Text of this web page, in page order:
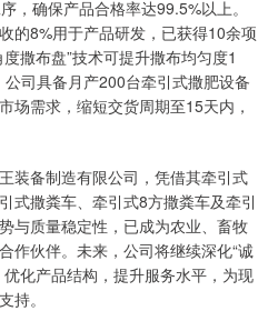
，确保产品合格率达99.5%以上。
的8%用于产品研发，已获得10余项
撒布盘”技术可提升撒布均匀度1
司具备月产200台牵引式撒肥设备
场需求，缩短交货周期至15天内，
装备制造有限公司，凭借其牵引式
式撒粪车、牵引式8方撒粪车及牵引
与质量稳定性，已成为农业、畜牧
作伙伴。未来，公司将继续深化“诚
化产品结构，提升服务水平，为现
持。